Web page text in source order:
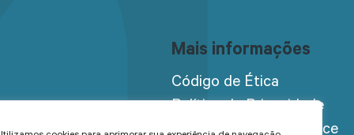
Mais informações
Código de Ética
Política de Privacidade
Programa de Compliance